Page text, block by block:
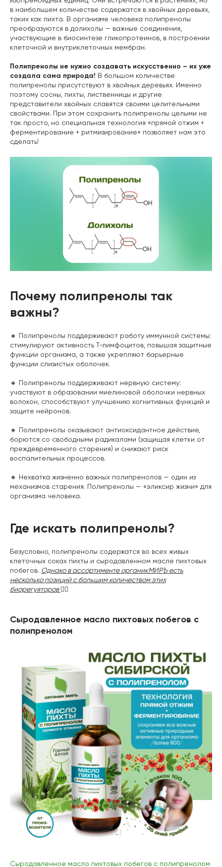
в наибольшем количестве содержатся в хвойных деревьях,
таких как пихта. В организме человека полипренолы
преобразуются в долихолы — важные соединения,
участвующие в биосинтезе гликопротеинов, в построении
клеточной и внутриклеточных мембран.
Полипренолы не нужно создавать искусственно – их уже
создала сама природа! В большом количестве
полипренолы присутствуют в хвойных деревьях. Именно
поэтому сосны, пихты, лиственницы и другие
представители хвойных славятся своими целительными
свойствами. При этом сохранить полипренолы целыми не
так просто, но специальная технология «прямой отжим +
ферментирование + ритмизирование» позволяет нам это
сделать!
Почему полипренолы так
важны?
🔸 Полипренолы поддерживают работу иммунной системы:
стимулируют активность Т-лимфоцитов, повышая защитные
функции организма, а также укрепляют барьерные
функции слизистых оболочек.
🔸 Полипренолы поддерживают нервную систему:
участвуют в образовании миелиновой оболочки нервных
волокон, способствуют улучшению когнитивных функций и
защите нейронов.
🔸 Полипренолы оказывают антиоксидантное действие,
борются со свободными радикалами (защищая клетки от
преждевременного старения) и снижают риск
воспалительных процессов.
🔸 Нехватка жизненно важных полипренолов — один из
механизмов старения. Полипренолы — «эликсир жизни» для
организма человека.
Где искать полипренолы?
Безусловно, полипренолы содержатся во всех живых
клеточных соках пихты и сыродавленном масле пихтовых
побегов. Однако в ассортименте органикМИРЪ есть
несколько позиций с большим количеством этих
биорегуяторов 👇🏼
Сыродавленное масло пихтовых побегов с
полипренолом
Сыродавленное масло пихтовых побегов с полипренолом